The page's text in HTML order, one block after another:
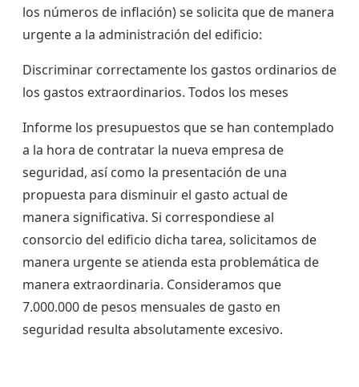
los números de inflación) se solicita que de manera
urgente a la administración del edificio:
Discriminar correctamente los gastos ordinarios de
los gastos extraordinarios. Todos los meses
Informe los presupuestos que se han contemplado
a la hora de contratar la nueva empresa de
seguridad, así como la presentación de una
propuesta para disminuir el gasto actual de
manera significativa. Si correspondiese al
consorcio del edificio dicha tarea, solicitamos de
manera urgente se atienda esta problemática de
manera extraordinaria. Consideramos que
7.000.000 de pesos mensuales de gasto en
seguridad resulta absolutamente excesivo.